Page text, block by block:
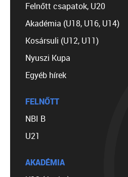
Felnőtt csapatok, U20
Akadémia (U18, U16, U14)
Kosársuli (U12, U11)
Nyuszi Kupa
Egyéb hírek
FELNŐTT
NBI B
U21
AKADÉMIA